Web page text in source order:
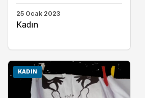
25 Ocak 2023
Kadın
KADIN